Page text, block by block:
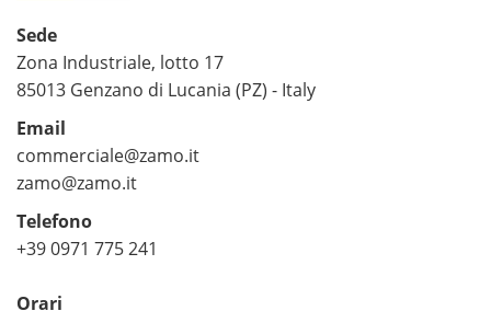
Sede
Zona Industriale, lotto 17
85013 Genzano di Lucania (PZ) - Italy
Email
commerciale@zamo.it
zamo@zamo.it
Telefono
+39 0971 775 241
Orari